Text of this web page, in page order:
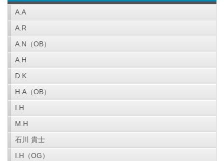
A.A
A.R
A.N（OB）
A.H
D.K
H.A（OB）
I.H
M.H
石川 貴士
I.H（OG）